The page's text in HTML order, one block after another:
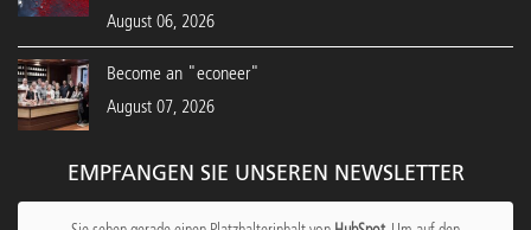
August 06, 2026
Become an "econeer"
August 07, 2026
EMPFANGEN SIE UNSEREN NEWSLETTER